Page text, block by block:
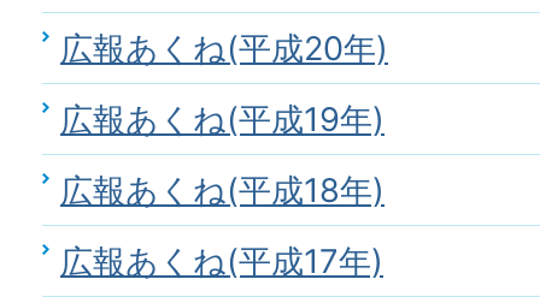
広報あくね(平成20年)
広報あくね(平成19年)
広報あくね(平成18年)
広報あくね(平成17年)